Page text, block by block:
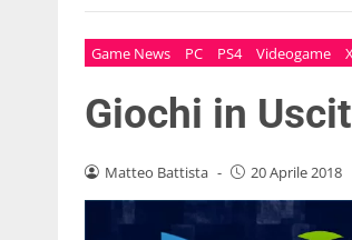
Game News PC PS4 Videogame
Giochi in
Matteo Battista - 20 Aprile 2018